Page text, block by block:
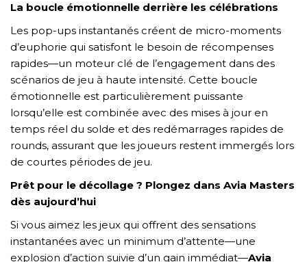
La boucle émotionnelle derrière les célébrations
Les pop-ups instantanés créent de micro-moments
d’euphorie qui satisfont le besoin de récompenses
rapides—un moteur clé de l’engagement dans des
scénarios de jeu à haute intensité. Cette boucle
émotionnelle est particulièrement puissante
lorsqu’elle est combinée avec des mises à jour en
temps réel du solde et des redémarrages rapides de
rounds, assurant que les joueurs restent immergés lors
de courtes périodes de jeu.
Prêt pour le décollage ? Plongez dans Avia Masters
dès aujourd’hui
Si vous aimez les jeux qui offrent des sensations
instantanées avec un minimum d’attente—une
explosion d’action suivie d’un gain immédiat—Avia